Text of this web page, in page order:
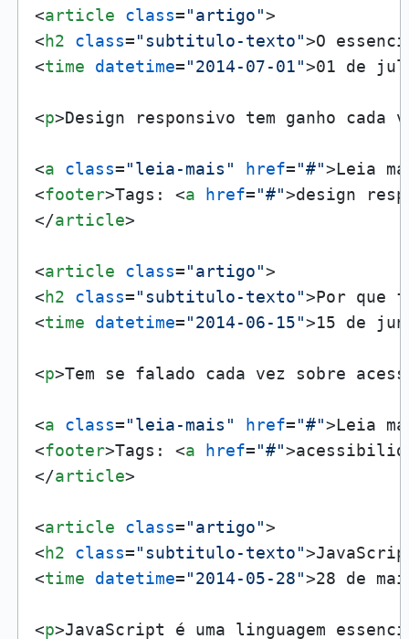
<article class="artigo">
<h2 class="subtitulo-texto">O
<time datetime="2014-07-01">01 de
<p>Design responsivo tem ganho cada
<a class="leia-mais" href="#">Leia
<footer>Tags: <a href="#">design
</article>
<article class="artigo">
<h2 class="subtitulo-texto">Por que
<time datetime="2014-06-15">15 de
<p>Tem se falado cada vez sobre
<a class="leia-mais" href="#">Leia
<footer>Tags: <a href="#">
</article>
<article class="artigo">
<h2 class="subtitulo-texto">
<time datetime="2014-05-28">28 de
<p>JavaScript é uma linguagem